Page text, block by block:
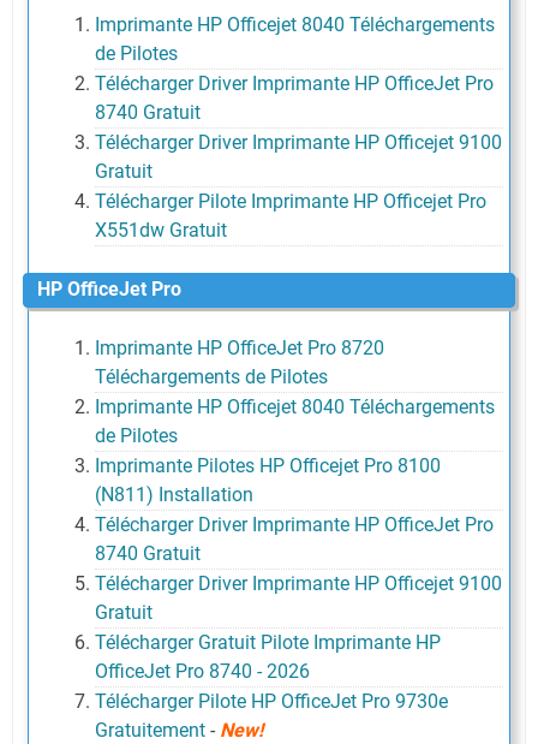
Imprimante HP Officejet 8040 Téléchargements
de Pilotes
Télécharger Driver Imprimante HP OfficeJet Pro
8740 Gratuit
Télécharger Driver Imprimante HP Officejet 9100
Gratuit
Télécharger Pilote Imprimante HP Officejet Pro
X551dw Gratuit
HP OfficeJet Pro
Imprimante HP OfficeJet Pro 8720
Téléchargements de Pilotes
Imprimante HP Officejet 8040 Téléchargements
de Pilotes
Imprimante Pilotes HP Officejet Pro 8100
(N811) Installation
Télécharger Driver Imprimante HP OfficeJet Pro
8740 Gratuit
Télécharger Driver Imprimante HP Officejet 9100
Gratuit
Télécharger Gratuit Pilote Imprimante HP
OfficeJet Pro 8740 - 2026
Télécharger Pilote HP OfficeJet Pro 9730e
Gratuitement - New!